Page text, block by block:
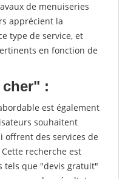
de menuiseries
apprécient la
type de service, et
en fonction de
:
est également
souhaitent
offrent des services de
recherche est
tels que "devis gratuit"